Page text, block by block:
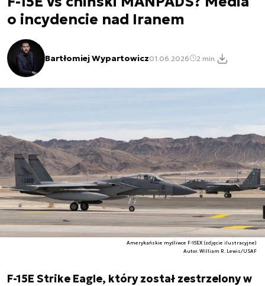
o incydencie nad Iranem
Bartłomiej Wypartowicz01.06.2026 2 min.
Amerykańskie myśliwce F-15EX (zdjęcie ilustracyjne)
Autor. William R. Lewis/USAF
F-15E Strike Eagle, który został zestrzelony w